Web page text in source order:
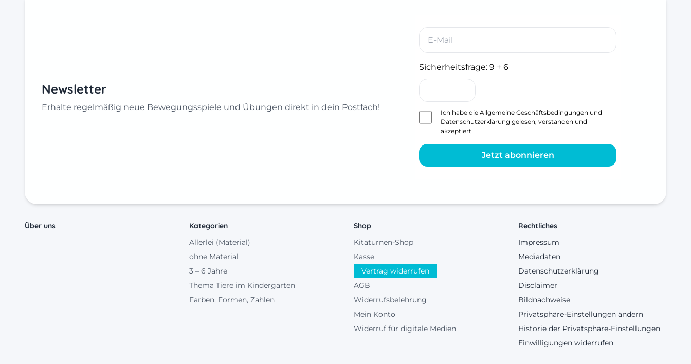
Newsletter
Erhalte regelmäßig neue Bewegungsspiele und Übungen direkt in dein Postfach!
Sicherheitsfrage: 9 + 6
Ich habe die Allgemeine Geschäftsbedingungen und
Datenschutzerklärung gelesen, verstanden und
akzeptiert
Jetzt abonnieren
Über uns
Kategorien
Allerlei (Material)
ohne Material
3 – 6 Jahre
Thema Tiere im Kindergarten
Farben, Formen, Zahlen
Shop
Kitaturnen-Shop
Kasse
Vertrag widerrufen
AGB
Widerrufsbelehrung
Mein Konto
Widerruf für digitale Medien
Rechtliches
Impressum
Mediadaten
Datenschutzerklärung
Disclaimer
Bildnachweise
Privatsphäre-Einstellungen ändern
Historie der Privatsphäre-Einstellungen
Einwilligungen widerrufen